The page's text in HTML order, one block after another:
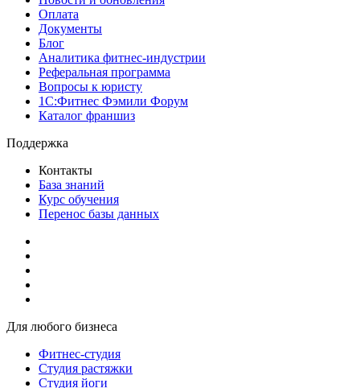
Оплата
Документы
Блог
Аналитика фитнес-индустрии
Реферальная программа
Вопросы к юристу
1С:Фитнес Фэмили Форум
Каталог франшиз
Поддержка
Контакты
База знаний
Курс обучения
Перенос базы данных
Для любого бизнеса
Фитнес-студия
Студия растяжки
Студия йоги